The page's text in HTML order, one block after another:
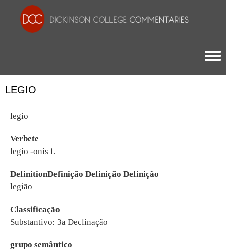
LEGIO
legio
Verbete
legiō -ōnis f.
DefinitionDefinição Definição Definição
legião
Classificação
Substantivo: 3a Declinação
grupo semântico